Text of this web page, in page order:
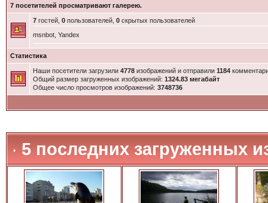
7 посетителей просматривают галерею.
7гостей, 0пользователей, 0скрытых пользователей
msnbot, Yandex
Статистика
Наши посетители загрузили 4778изображений и отправили 1184
Общий размер загруженных изображений: 1324.83 мегабайт
Общее число просмотров изображений: 3748736
5 последних загруженных